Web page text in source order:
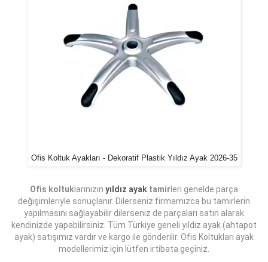
Ofis Koltuk Ayakları - Dekoratif Plastik Yıldız Ayak 2026-35
Ofis koltuk larınızın yıldız ayak tamir leri genelde parça
değişimleriyle sonuçlanır. Dilerseniz firmamızca bu tamirlerin
yapılmasını sağlayabilir dilerseniz de parçaları satın alarak
kendinizde yapabilirsiniz. Tüm Türkiye geneli yıldız ayak (ahtapot
ayak) satışımız vardır ve kargo ile gönderilir. Ofis Koltukları ayak
modellerimiz için lütfen irtibata geçiniz.